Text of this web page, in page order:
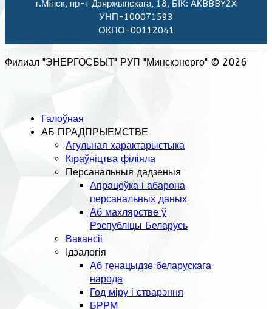
г.Мiнск, пр-т Дзяржынскага, 18, БІК: АКBBBY2X
УНП-100071593
ОКПО-00112041
Филиал "ЭНЕРГОСБЫТ" РУП "Минскэнерго" © 2026
Галоўная
АБ ПРАДПРЫЕМСТВЕ
Агульная характарыстыка
Кіраўніцтва філіяла
Персанальныя дадзеныя
Апрацоўка і абарона
персанальных даных
Аб махлярстве ў
Рэспубліцы Беларусь
Вакансіі
Ідэалогія
Аб генацыдзе беларускага
народа
Год міру і стварэння
БРРМ